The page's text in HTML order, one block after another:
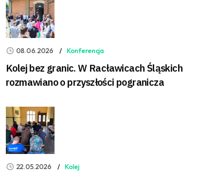
08.06.2026 Konferencja
Kolej bez granic. W Racławicach Śląskich
rozmawiano o przyszłości pogranicza
22.05.2026 Kolej